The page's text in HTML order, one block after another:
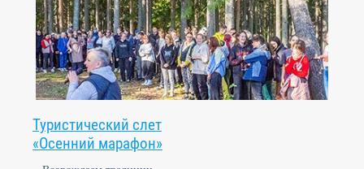
Туристический слет
«Осенний марафон»